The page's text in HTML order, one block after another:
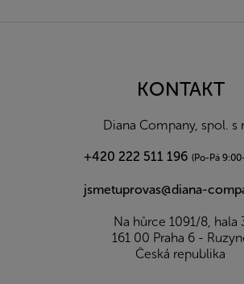
KONTAKT
Diana Company, spol. s
+420 222 511 196 (Po-Pá
jsmetuprovas@diana-
Na hůrce 1091/8, hala
161 00 Praha 6 -
Česká republika